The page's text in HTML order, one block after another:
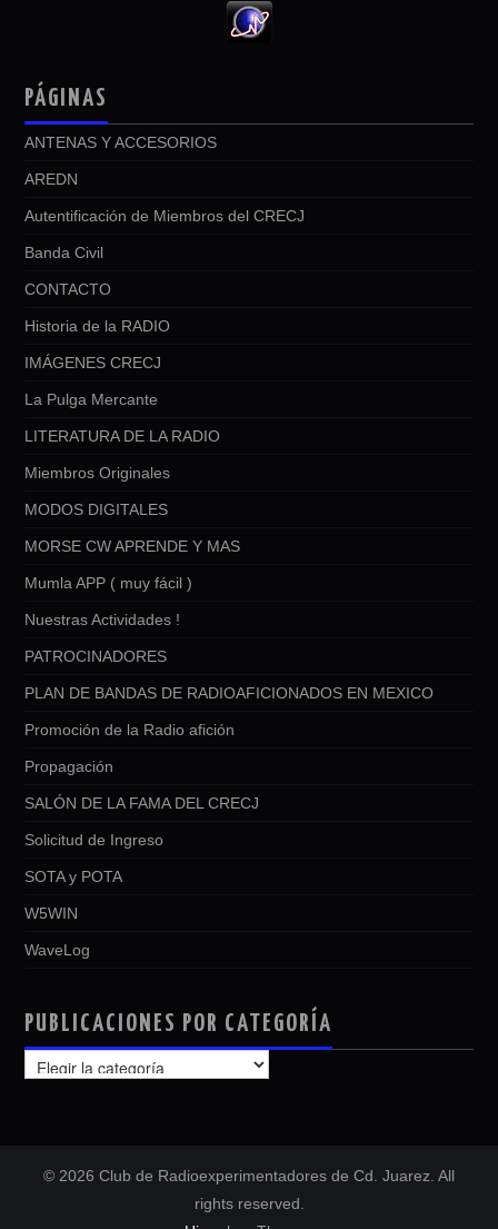
PÁGINAS
ANTENAS Y ACCESORIOS
AREDN
Autentificación de Miembros del CRECJ
Banda Civil
CONTACTO
Historia de la RADIO
IMÁGENES CRECJ
La Pulga Mercante
LITERATURA DE LA RADIO
Miembros Originales
MODOS DIGITALES
MORSE CW APRENDE Y MAS
Mumla APP ( muy fácil )
Nuestras Actividades !
PATROCINADORES
PLAN DE BANDAS DE RADIOAFICIONADOS EN MEXICO
Promoción de la Radio afición
Propagación
SALÓN DE LA FAMA DEL CRECJ
Solicitud de Ingreso
SOTA y POTA
W5WIN
WaveLog
PUBLICACIONES POR CATEGORÍA
PUBLICACIONES
POR
© 2026 Club de Radioexperimentadores de Cd. Juarez. All
rights reserved.